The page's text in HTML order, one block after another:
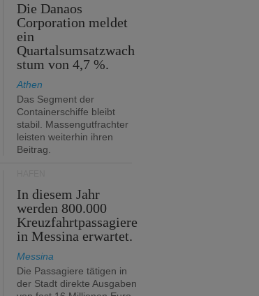
Die Danaos
Corporation meldet
ein
Quartalsumsatzwach
stum von 4,7 %.
Athen
Das Segment der
Containerschiffe bleibt
stabil. Massengutfrachter
leisten weiterhin ihren
Beitrag.
In diesem Jahr
werden 800.000
Kreuzfahrtpassagiere
in Messina erwartet.
Messina
Die Passagiere tätigen in
der Stadt direkte Ausgaben